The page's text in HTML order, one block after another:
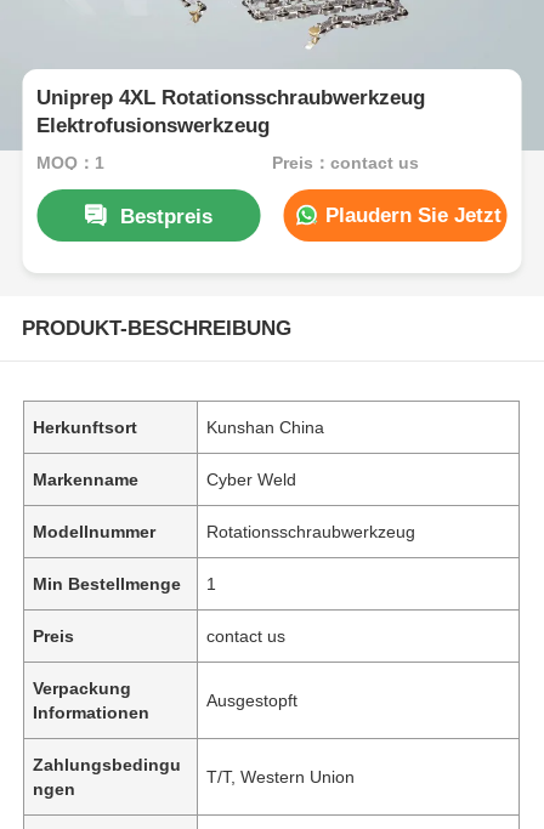
Uniprep 4XL Rotationsschraubwerkzeug
Elektrofusionswerkzeug
MOQ：1 Preis：contact us
Bestpreis Plaudern Sie Jetzt
PRODUKT-BESCHREIBUNG
Herkunftsort Kunshan China
Markenname Cyber Weld
Modellnummer Rotationsschraubwerkzeug
Min Bestellmenge 1
Preis contact us
Verpackung
Informationen
Ausgestopft
Zahlungsbedingu
ngen
T/T, Western Union